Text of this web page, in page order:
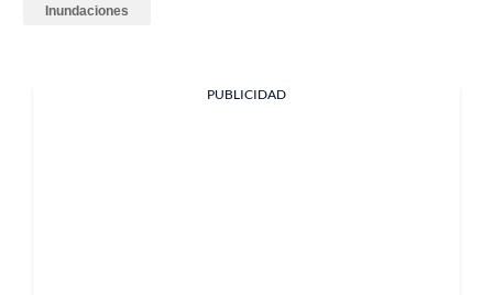
Inundaciones
PUBLICIDAD